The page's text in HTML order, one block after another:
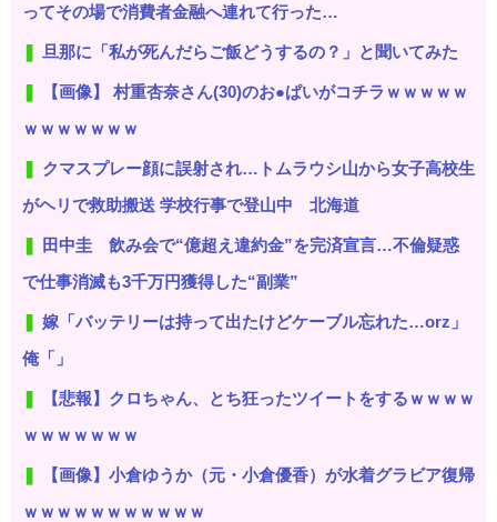
ってその場で消費者金融へ連れて行った…
旦那に「私が死んだらご飯どうするの？」と聞いてみた
【画像】 村重杏奈さん(30)のお●ぱいがコチラｗｗｗｗｗ
ｗｗｗｗｗｗｗ
クマスプレー顔に誤射され…トムラウシ山から女子高校生
がヘリで救助搬送 学校行事で登山中 北海道
田中圭 飲み会で“億超え違約金”を完済宣言…不倫疑惑
で仕事消滅も3千万円獲得した“副業”
嫁「バッテリーは持って出たけどケーブル忘れた…orz」
俺「」
【悲報】クロちゃん、とち狂ったツイートをするｗｗｗｗ
ｗｗｗｗｗｗｗ
【画像】小倉ゆうか（元・小倉優香）が水着グラビア復帰
ｗｗｗｗｗｗｗｗｗｗｗ